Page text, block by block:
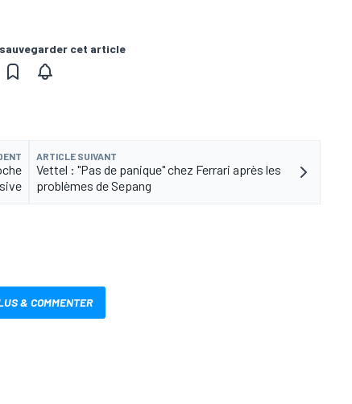
cet article
ARTICLE SUIVANT
Vettel : "Pas de panique" chez Ferrari après les
problèmes de Sepang
& COMMENTER